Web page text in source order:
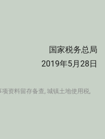
国家税务总局
2019年5月28日
项资料留存备查, 城镇土地使用税,